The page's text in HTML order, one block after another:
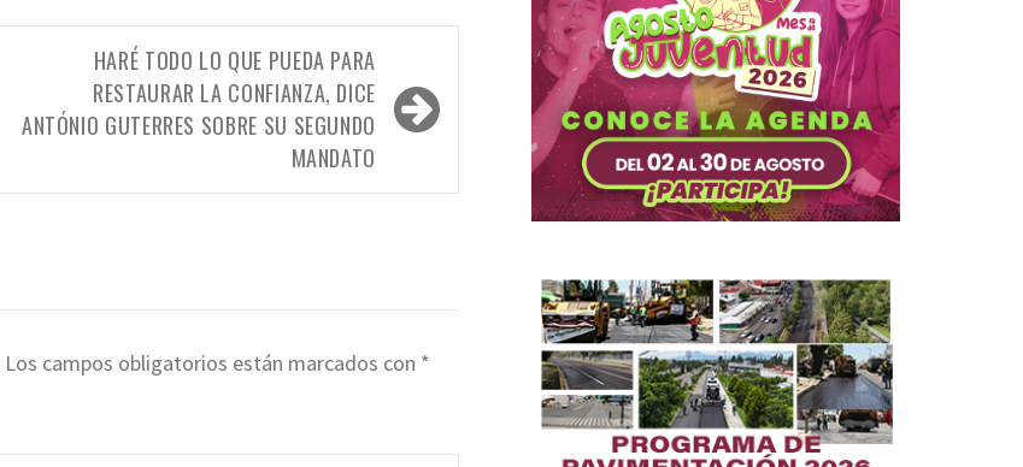
HARÉ TODO LO QUE PUEDA PARA
RESTAURAR LA CONFIANZA, DICE
ANTÓNIO GUTERRES SOBRE SU SEGUNDO
MANDATO
Los campos obligatorios están marcados con *